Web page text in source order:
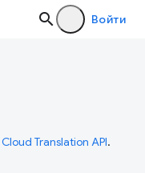
Войти
Cloud Translation API.